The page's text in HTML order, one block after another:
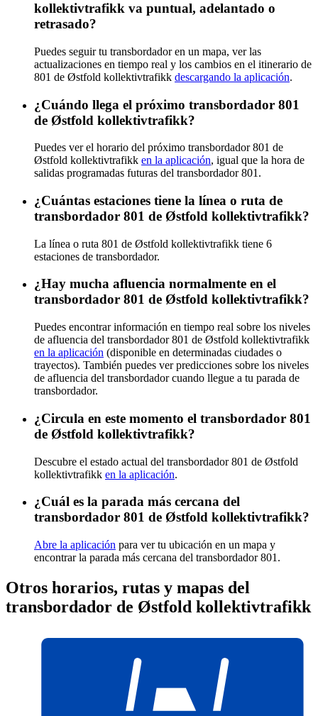
kollektivtrafikk va puntual, adelantado o
retrasado?
Puedes seguir tu transbordador en un mapa, ver las
actualizaciones en tiempo real y los cambios en el itinerario de
801 de Østfold kollektivtrafikk descargando la aplicación.
¿Cuándo llega el próximo transbordador 801
de Østfold kollektivtrafikk?
Puedes ver el horario del próximo transbordador 801 de
Østfold kollektivtrafikk en la aplicación, igual que la hora de
salidas programadas futuras del transbordador 801.
¿Cuántas estaciones tiene la línea o ruta de
transbordador 801 de Østfold kollektivtrafikk?
La línea o ruta 801 de Østfold kollektivtrafikk tiene 6
estaciones de transbordador.
¿Hay mucha afluencia normalmente en el
transbordador 801 de Østfold kollektivtrafikk?
Puedes encontrar información en tiempo real sobre los niveles
de afluencia del transbordador 801 de Østfold kollektivtrafikk
en la aplicación (disponible en determinadas ciudades o
trayectos). También puedes ver predicciones sobre los niveles
de afluencia del transbordador cuando llegue a tu parada de
transbordador.
¿Circula en este momento el transbordador 801
de Østfold kollektivtrafikk?
Descubre el estado actual del transbordador 801 de Østfold
kollektivtrafikk en la aplicación.
¿Cuál es la parada más cercana del
transbordador 801 de Østfold kollektivtrafikk?
Abre la aplicación para ver tu ubicación en un mapa y
encontrar la parada más cercana del transbordador 801.
Otros horarios, rutas y mapas del
transbordador de Østfold kollektivtrafikk